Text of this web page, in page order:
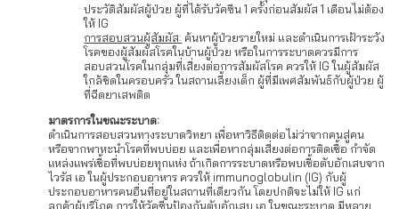
ประวัติสัมผัสผู้ป่วย ผู้ที่ได้รับวัคซีน 1 ครั้งก่อนสัมผัส 1 เดือนไม่ต้อง
ให้ IG
การสอบสวนผู้สัมผัส: ค้นหาผู้ป่วยรายใหม่ และดำเนินการเฝ้าระวัง
โรคของผู้สัมผัสโรคในบ้านผู้ป่วย หรือในการระบาดควรมีการ
สอบสวนโรคในกลุ่มที่เสี่ยงต่อการสัมผัสโรค ควรให้ IG ในผู้สัมผัส
ใกล้ชิดในครอบครัว ในสถานเลี้ยงเด็ก ผู้ที่มีเพศสัมพันธ์กับผู้ป่วย ผู้
ที่ฉีดยาเสพติด
มาตรการในขณะระบาด:
ดำเนินการสอบสวนทางระบาดวิทยา เพื่อหาวิธีติดต่อไม่ว่าจากคนสู่คน
หรือจากพาหะนำโรคที่พบบ่อย และเพื่อหากลุ่มเสี่ยงต่อการติดเชื้อ กำจัด
แหล่งแพร่เชื้อที่พบบ่อยทุกแห่ง ถ้าเกิดการระบาดหรือพบเชื้อตับอักเสบจาก
ไวรัส เอ ในผู้ประกอบอาหาร ควรให้ immunoglobulin (IG) กับผู้
ประกอบอาหารคนอื่นที่อยู่ในสถานที่เดียวกัน โดยปกติจะไม่ให้ IG แก่
ลูกค้าผู้บริโภค การให้วัคซีนป้องกันตับอักเสบ เอ ในขณะระบาด มีหลาย